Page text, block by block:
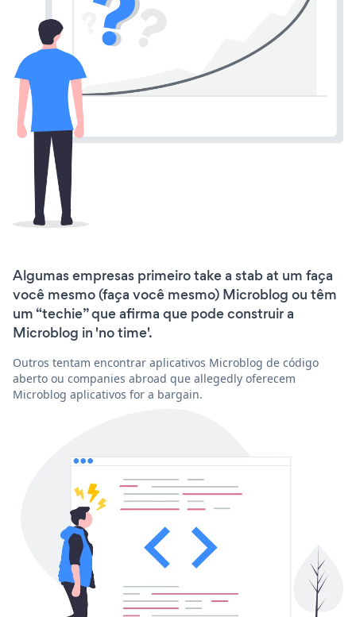
Algumas empresas primeiro take a stab at um faça
você mesmo (faça você mesmo) Microblog ou têm
um “techie” que afirma que pode construir a
Microblog in 'no time'.
Outros tentam encontrar aplicativos Microblog de código
aberto ou companies abroad que allegedly oferecem
Microblog aplicativos for a bargain.